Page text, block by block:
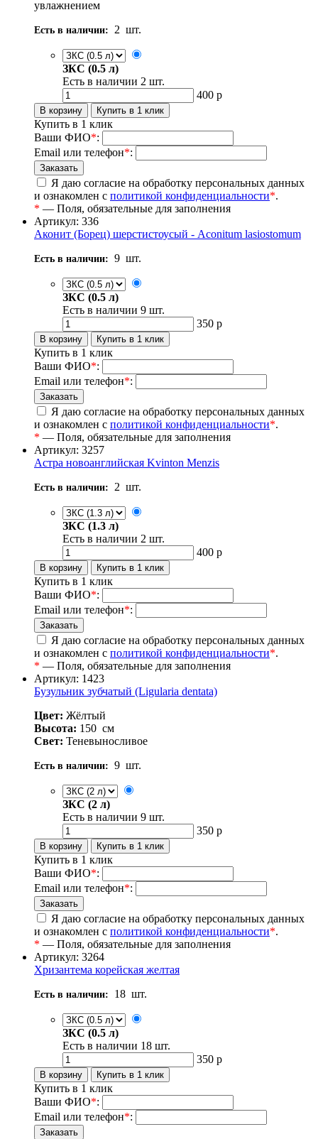
увлажнением
Есть в наличии: 2 шт.
ЗКС (0.5 л)
Есть в наличии 2 шт.
400 р
Купить в 1 клик
Ваши ФИО*:
Email или телефон*:
Я даю согласие на обработку персональных данных
и ознакомлен с политикой конфиденциальности*.
* — Поля, обязательные для заполнения
Артикул: 336
Аконит (Борец) шерстистоусый - Aconitum lasiostomum
Есть в наличии: 9 шт.
ЗКС (0.5 л)
Есть в наличии 9 шт.
350 р
Купить в 1 клик
Ваши ФИО*:
Email или телефон*:
Я даю согласие на обработку персональных данных
и ознакомлен с политикой конфиденциальности*.
* — Поля, обязательные для заполнения
Артикул: 3257
Астра новоанглийская Kvinton Menzis
Есть в наличии: 2 шт.
ЗКС (1.3 л)
Есть в наличии 2 шт.
400 р
Купить в 1 клик
Ваши ФИО*:
Email или телефон*:
Я даю согласие на обработку персональных данных
и ознакомлен с политикой конфиденциальности*.
* — Поля, обязательные для заполнения
Артикул: 1423
Бузульник зубчатый (Ligularia dentata)
Цвет: Жёлтый
Высота: 150 см
Свет: Теневыносливое
Есть в наличии: 9 шт.
ЗКС (2 л)
Есть в наличии 9 шт.
350 р
Купить в 1 клик
Ваши ФИО*:
Email или телефон*:
Я даю согласие на обработку персональных данных
и ознакомлен с политикой конфиденциальности*.
* — Поля, обязательные для заполнения
Артикул: 3264
Хризантема корейская желтая
Есть в наличии: 18 шт.
ЗКС (0.5 л)
Есть в наличии 18 шт.
350 р
Купить в 1 клик
Ваши ФИО*:
Email или телефон*: